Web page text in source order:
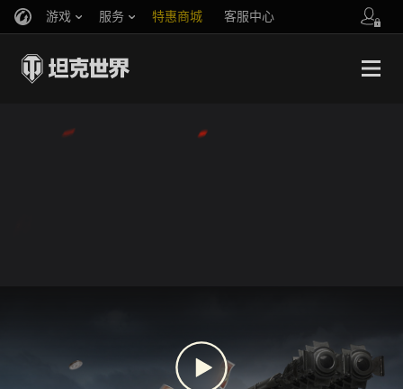
游戏 服务 特惠商城 客服中心
你好，吾久
万圣节
《以战止战》
官方自媒体